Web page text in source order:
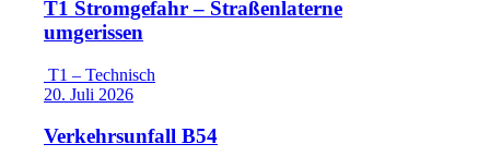
T1 Stromgefahr – Straßenlaterne
umgerissen
T1 – Technisch
20. Juli 2026
Verkehrsunfall B54